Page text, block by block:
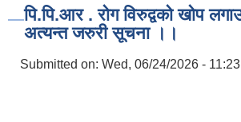
पि.पि.आर . रोग विरुद्वको खोप
अत्यन्त जरुरी सूचना ।।
Submitted on: Wed, 06/24/2026 - 11:23